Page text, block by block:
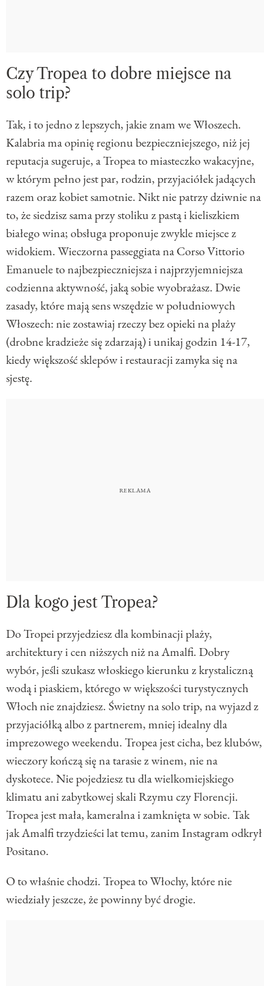
Czy Tropea to dobre miejsce na
solo trip?
Tak, i to jedno z lepszych, jakie znam we Włoszech.
Kalabria ma opinię regionu bezpieczniejszego, niż jej
reputacja sugeruje, a Tropea to miasteczko wakacyjne,
w którym pełno jest par, rodzin, przyjaciółek jadących
razem oraz kobiet samotnie. Nikt nie patrzy dziwnie na
to, że siedzisz sama przy stoliku z pastą i kieliszkiem
białego wina; obsługa proponuje zwykle miejsce z
widokiem. Wieczorna passeggiata na Corso Vittorio
Emanuele to najbezpieczniejsza i najprzyjemniejsza
codzienna aktywność, jaką sobie wyobrażasz. Dwie
zasady, które mają sens wszędzie w południowych
Włoszech: nie zostawiaj rzeczy bez opieki na plaży
(drobne kradzieże się zdarzają) i unikaj godzin 14-17,
kiedy większość sklepów i restauracji zamyka się na
sjestę.
Dla kogo jest Tropea?
Do Tropei przyjedziesz dla kombinacji plaży,
architektury i cen niższych niż na Amalfi. Dobry
wybór, jeśli szukasz włoskiego kierunku z krystaliczną
wodą i piaskiem, którego w większości turystycznych
Włoch nie znajdziesz. Świetny na solo trip, na wyjazd z
przyjaciółką albo z partnerem, mniej idealny dla
imprezowego weekendu. Tropea jest cicha, bez klubów,
wieczory kończą się na tarasie z winem, nie na
dyskotece. Nie pojedziesz tu dla wielkomiejskiego
klimatu ani zabytkowej skali Rzymu czy Florencji.
Tropea jest mała, kameralna i zamknięta w sobie. Tak
jak Amalfi trzydzieści lat temu, zanim Instagram odkrył
Positano.
O to właśnie chodzi. Tropea to Włochy, które nie
wiedziały jeszcze, że powinny być drogie.